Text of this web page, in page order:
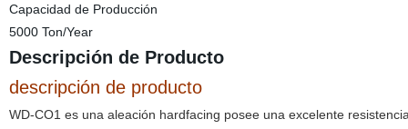
Capacidad de Producción
5000 Ton/Year
Descripción de Producto
descripción de producto
WD-CO1 es una aleación hardfacing posee una excelente